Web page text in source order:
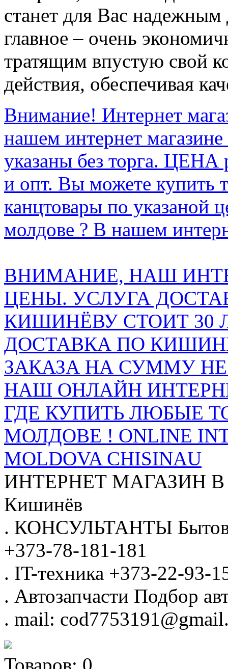
станет для Вас
главное – очень
тратящим впустую свой
действия, обеспечивая
Внимание! Интернет
нашем интернет
указаны без торга.
и опт. Вы можете купить
канцтовары по указаной
молдове ? В нашем
ВНИМАНИЕ, НАШ
ЦЕНЫ. УСЛУГА
КИШИНЁВУ СТОИТ 30
ДОСТАВКА ПО
ЗАКАЗА НА СУММУ НЕ
НАШ ОНЛАЙН
ГДЕ КУПИТЬ ЛЮБЫЕ
МОЛДОВЕ ! ONLINE
MOLDOVA CHISINAU
ИНТЕРНЕТ МАГАЗИН
Кишинёв
. КОНСУЛЬТАНТЫ
+373-78-181-181
. IT-техника +373-22-93-
. Автозапчасти Подбор
. mail: